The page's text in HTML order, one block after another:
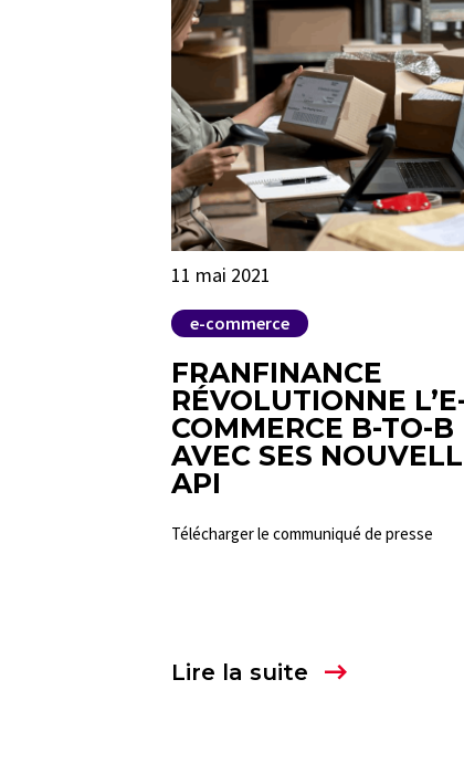
11 mai 2021
e-commerce
FRANFINANCE
RÉVOLUTIONNE
COMMERCE B-TO-B
AVEC SES
API
Télécharger le communiqué de presse
Lire la suite